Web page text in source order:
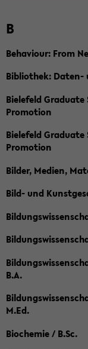
B
Behaviour: From
Bibliothek:
Bielefeld
Promotion
Bielefeld Graduate
Promotion
Bilder, Medien,
Bild- und
B.A.
M.Ed.
Biochemie / B.Sc.